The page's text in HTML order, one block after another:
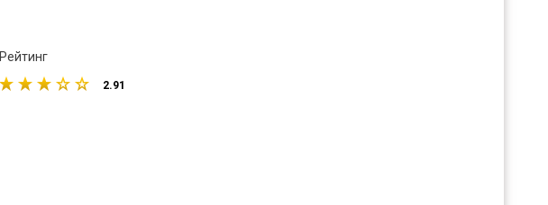
Рейтинг
2.91